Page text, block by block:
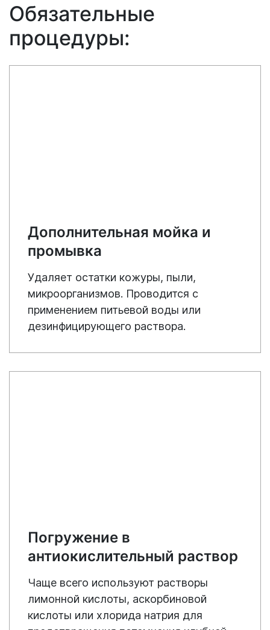
Обязательные
процедуры:
Дополнительная мойка и
промывка
Удаляет остатки кожуры, пыли,
микроорганизмов. Проводится с
применением питьевой воды или
дезинфицирующего раствора.
Погружение в
антиокислительный раствор
Чаще всего используют растворы
лимонной кислоты, аскорбиновой
кислоты или хлорида натрия для